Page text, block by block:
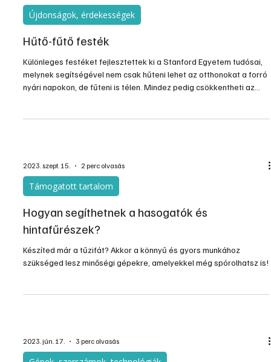
Újdonságok, érdekességek
Hűtő-fűtő festék
Különleges festéket fejlesztettek ki a Stanford Egyetem tudósai,
melynek segítségével nem csak hűteni lehet az otthonokat a forró
nyári napokon, de fűteni is télen. Mindez pedig csökkentheti az
2023. szept. 15. 2 perc olvasás
Támogatott tartalom
Hogyan segíthetnek a hasogatók és
hintafűrészek?
Készíted már a tűzifát? Akkor a könnyű és gyors munkához
szükséged lesz minőségi gépekre, amelyekkel még spórolhatsz is!
2023. jún. 17. 3 perc olvasás